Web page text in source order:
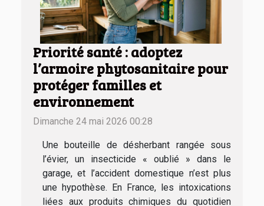
Priorité santé : adoptez
l’armoire phytosanitaire pour
protéger familles et
environnement
Dimanche 24 mai 2026 00:28
Une bouteille de désherbant rangée sous
l’évier, un insecticide « oublié » dans le
garage, et l’accident domestique n’est plus
une hypothèse. En France, les intoxications
liées aux produits chimiques du quotidien